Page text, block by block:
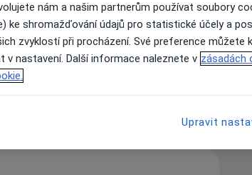
nejsou k dispozici
informace o svých službách.
nám a našim partnerům používat soubory
ke shromažďování údajů pro statistické účely a
zvyklostí při procházení. Své preference můžete
v nastavení. Další informace naleznete v zásadách
Upravit